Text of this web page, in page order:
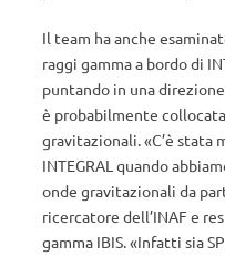
Il team ha anche
raggi gamma a bordo di
puntando in una
è probabilmente
gravitazionali. «C’è stata
INTEGRAL quando
onde gravitazionali da
ricercatore dell’INAF e
gamma IBIS. «Infatti sia